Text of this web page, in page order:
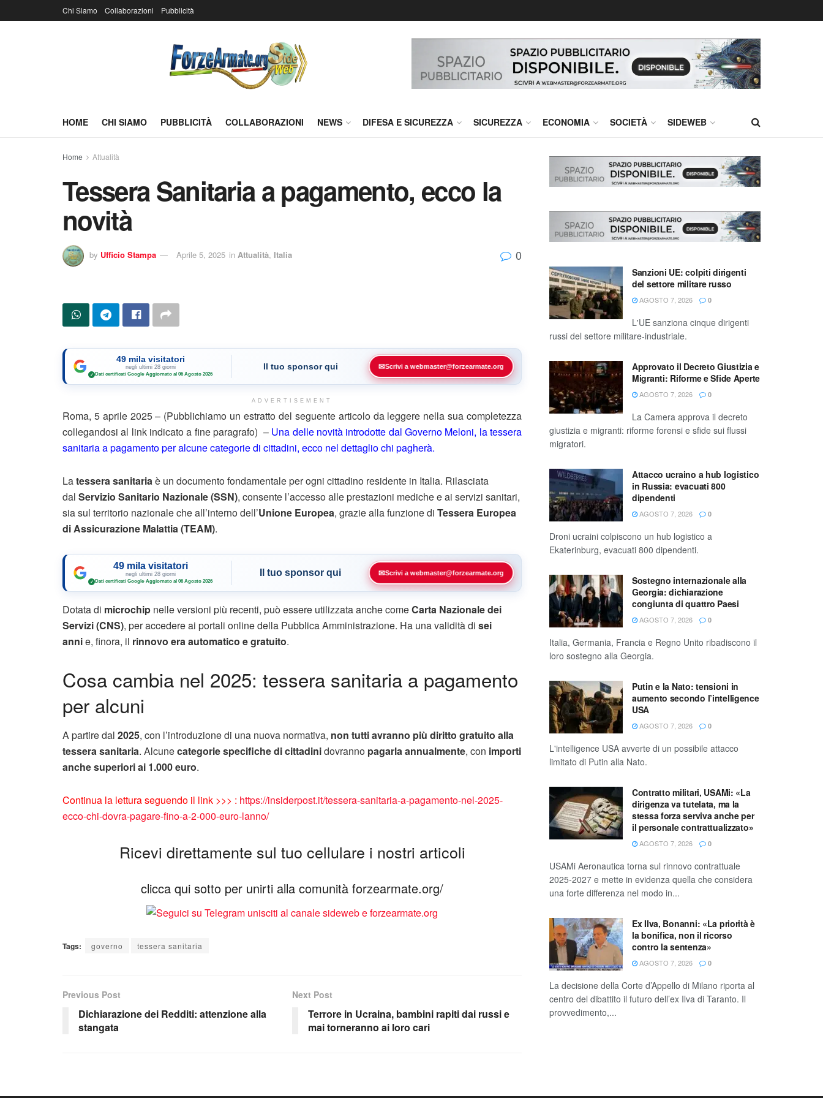
Chi Siamo Collaborazioni Pubblicità
HOME CHI SIAMO PUBBLICITÀ COLLABORAZIONI NEWS DIFESA E SICUREZZA SICUREZZA ECONOMIA SOCIETÀ SIDEWEB
Home Attualità
Tessera Sanitaria a pagamento, ecco la
novità
by Ufficio Stampa Aprile 5, 2025 in Attualità, Italia 0
49 mila visitatori
negli ultimi 28 giorni
✓ Dati certificati Google·Aggiornato al 06 Agosto 2026
Il tuo sponsor qui ✉Scrivi a webmaster@forzearmate.org
ADVERTISEMENT
Roma, 5 aprile 2025 – (Pubblichiamo un estratto del seguente articolo da leggere nella sua completezza
collegandosi al link indicato a fine paragrafo) – Una delle novità introdotte dal Governo Meloni, la tessera
sanitaria a pagamento per alcune categorie di cittadini, ecco nel dettaglio chi pagherà.
Latessera sanitariaè un documento fondamentale per ogni cittadino residente in Italia. Rilasciata
dal Servizio Sanitario Nazionale (SSN), consente l’accesso alle prestazioni mediche e ai servizi sanitari,
sia sul territorio nazionale che all’interno dell’Unione Europea, grazie alla funzione di Tessera Europea
di Assicurazione Malattia (TEAM).
49 mila visitatori
negli ultimi 28 giorni
✓ Dati certificati Google·Aggiornato al 06 Agosto 2026
Il tuo sponsor qui ✉Scrivi a webmaster@forzearmate.org
Dotata di microchip nelle versioni più recenti, può essere utilizzata anche comeCarta Nazionale dei
Servizi (CNS), per accedere ai portali online della Pubblica Amministrazione. Ha una validità di sei
annie, finora, il rinnovo era automatico e gratuito.
Cosa cambia nel 2025: tessera sanitaria a pagamento
per alcuni
A partire dal 2025, con l’introduzione di una nuova normativa, non tutti avranno più diritto gratuito alla
tessera sanitaria. Alcunecategorie specifiche di cittadinidovranno pagarla annualmente, con importi
anche superiori ai 1.000 euro.
Continua la lettura seguendo il link >>> : https://insiderpost.it/tessera-sanitaria-a-pagamento-nel-2025-
ecco-chi-dovra-pagare-fino-a-2-000-euro-lanno/
Ricevi direttamente sul tuo cellulare i nostri articoli
clicca qui sotto per unirti alla comunità forzearmate.org/
Tags: governo tessera sanitaria
Previous Post
Dichiarazione dei Redditi: attenzione alla
stangata
Next Post
Terrore in Ucraina, bambini rapiti dai russi e
mai torneranno ai loro cari
Sanzioni UE: colpiti dirigenti
del settore militare russo
AGOSTO 7, 2026 0
L'UE sanziona cinque dirigenti
russi del settore militare-industriale.
Approvato il Decreto Giustizia e
Migranti: Riforme e Sfide Aperte
AGOSTO 7, 2026 0
La Camera approva il decreto
giustizia e migranti: riforme forensi e sfide sui flussi
migratori.
Attacco ucraino a hub logistico
in Russia: evacuati 800
dipendenti
AGOSTO 7, 2026 0
Droni ucraini colpiscono un hub logistico a
Ekaterinburg, evacuati 800 dipendenti.
Sostegno internazionale alla
Georgia: dichiarazione
congiunta di quattro Paesi
AGOSTO 7, 2026 0
Italia, Germania, Francia e Regno Unito ribadiscono il
loro sostegno alla Georgia.
Putin e la Nato: tensioni in
aumento secondo l’intelligence
USA
AGOSTO 7, 2026 0
L'intelligence USA avverte di un possibile attacco
limitato di Putin alla Nato.
Contratto militari, USAMi: «La
dirigenza va tutelata, ma la
stessa forza serviva anche per
il personale contrattualizzato»
AGOSTO 7, 2026 0
USAMi Aeronautica torna sul rinnovo contrattuale
2025-2027 e mette in evidenza quella che considera
una forte differenza nel modo in...
Ex Ilva, Bonanni: «La priorità è
la bonifica, non il ricorso
contro la sentenza»
AGOSTO 7, 2026 0
La decisione della Corte d’Appello di Milano riporta al
centro del dibattito il futuro dell’ex Ilva di Taranto. Il
provvedimento,...